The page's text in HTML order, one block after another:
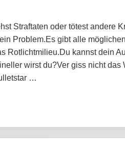
Straftaten oder tötest andere
Problem.Es gibt alle
Rotlichtmilieu.Du kannst dein
wirst du?Ver giss nicht das
…